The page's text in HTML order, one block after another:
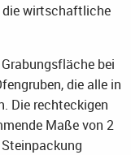
die wirtschaftliche
bei
die alle in
Die rechteckigen
Maße von 2